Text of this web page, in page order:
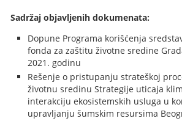
Sadržaj objavljenih dokumenata:
Dopune Programa korišćenja
fonda za zaštitu životne sredine
2021. godinu
Rešenje o pristupanju strateškoj
životnu sredinu Strategije uticaja
interakciju ekosistemskih usluga u
upravljanju šumskim resursima